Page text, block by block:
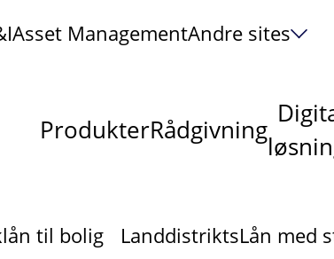
Asset ManagementAndre sites
ProdukterRådgivning
til bolig LanddistriktsLån med